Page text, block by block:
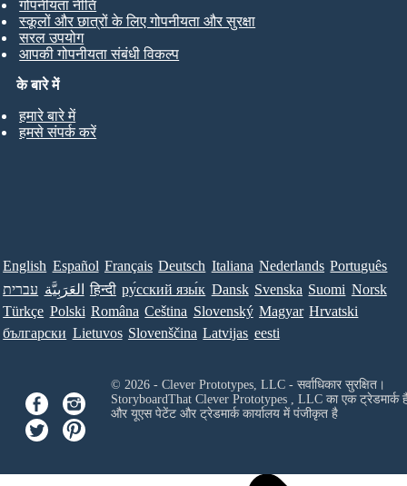
के बारे में
हमारे बारे में
हमसे संपर्क करें
गोपनीयता नीति
स्कूलों और छात्रों के लिए गोपनीयता और सुरक्षा
सरल उपयोग
आपकी गोपनीयता संबंधी विकल्प
English Español Français Deutsch Italiana Nederlands Português
עברית العَرَبِيَّة हिन्दी ру́сский язы́к Dansk Svenska Suomi Norsk
Türkçe Polski Româna Ceština Slovenský Magyar Hrvatski
български Lietuvos Slovenščina Latvijas eesti
© 2026 - Clever Prototypes, LLC - सर्वाधिकार सुरक्षित।
StoryboardThat Clever Prototypes , LLCका एक ट्रेडमार्क
और यूएस पेटेंट और ट्रेडमार्क कार्यालय में पंजीकृत है